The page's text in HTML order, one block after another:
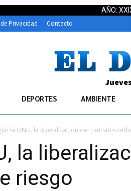
AÑO:
Privacidad Contacto
DEPORTES AMBIENTE
la ONU, la liberalización del cannabis
la
riesgo